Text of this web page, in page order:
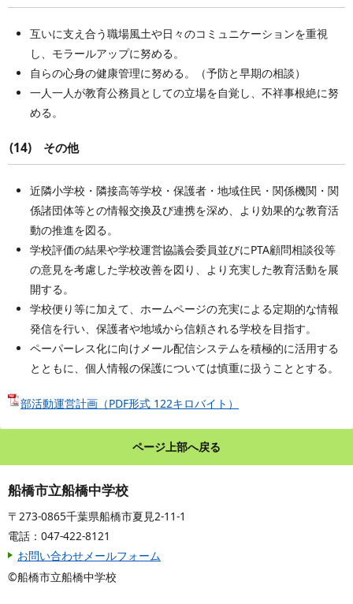
互いに支え合う職場風土や日々のコミュニケーションを重視
し、モラールアップに努める。
自らの心身の健康管理に努める。（予防と早期の相談）
一人一人が教育公務員としての立場を自覚し、不祥事根絶に努
める。
(14) その他
近隣小学校・隣接高等学校・保護者・地域住民・関係機関・関
係諸団体等との情報交換及び連携を深め、より効果的な教育活
動の推進を図る。
学校評価の結果や学校運営協議会委員並びにPTA顧問相談役等
の意見を考慮した学校改善を図り、より充実した教育活動を展
開する。
学校便り等に加えて、ホームページの充実による定期的な情報
発信を行い、保護者や地域から信頼される学校を目指す。
ペーパーレス化に向けメール配信システムを積極的に活用する
とともに、個人情報の保護については慎重に扱うこととする。
部活動運営計画（PDF形式 122キロバイト）
ページ上部へ戻る
船橋市立船橋中学校
〒273-0865千葉県船橋市夏見2-11-1
電話：047-422-8121
お問い合わせメールフォーム
©船橋市立船橋中学校